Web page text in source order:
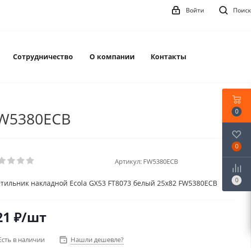
Поиск
Войти
Сотрудничество О компании Контакты
Артикул: FW5380ECB
накладной Ecola GX53 FT8073 белый 25х82 FW5380ECB
₽/шт
в наличии Нашли дешевле?
0
0
0